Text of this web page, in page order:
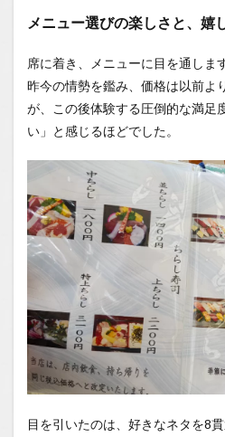
You
Tube
1.2.1
はいし
べ歩き
You
Tubeチ
ャンネ
ル
メニュー選びの楽しさと、嬉
席に着き、メニューに目を通します
昨今の情勢を鑑み、価格は以前よ
が、この後体験する圧倒的な満足
い」と感じるほどでした。
目を引いたのは、好きなネタを8